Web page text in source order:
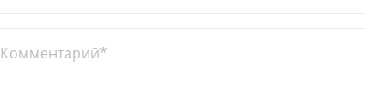
Комментарий*